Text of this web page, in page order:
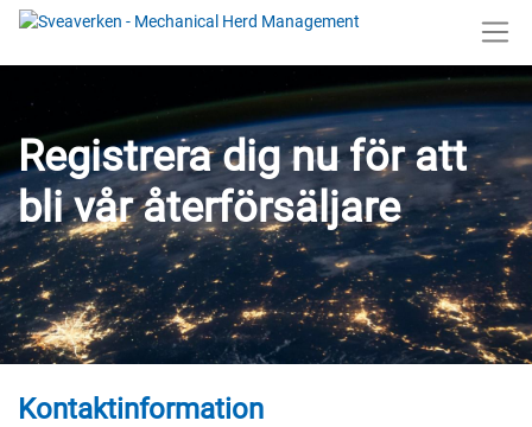
Registrera dig nu för att
bli vår återförsäljare
Kontaktinformation